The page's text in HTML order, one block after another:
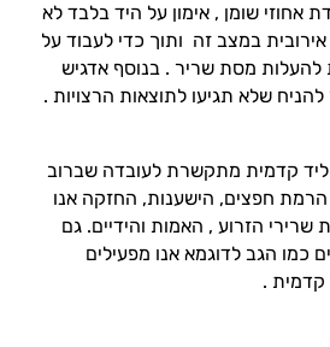
אחוזי שומן , אימון על היד בלבד לא
במצב זה ותוך כדי לעבוד על
להעלות מסת שריר . בנוסף אדגיש
שלא תגיעו לתוצאות הרצויות .
קדמית מתקשרת לעובדה שברוב
הרמת חפצים, הישענות, החזקה אנו
שרירי הזרוע , האמות והידיים. גם
כמו הגב לדוגמא אנו מפעילים
קדמית .